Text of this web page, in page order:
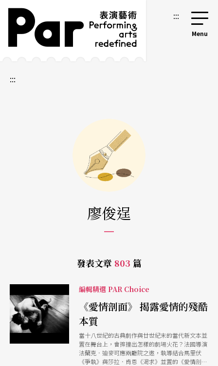
跳到主要內容區塊
網站導覽 :::
:::
廖俊逞
發表文章 803 篇
編輯精選 PAR Choice
《愛情剖面》 揭露愛情的殘酷
本質
當十八世紀的古典劇作與廿世紀末的當代新文本並
置在舞台上，會擦撞出怎樣的劇場火花？法國導演
法蘭克．迪麥可應兩廳院之邀，執導結合馬里伏
《爭執》與莎拉．肯恩《渴求》並置的《愛情剖